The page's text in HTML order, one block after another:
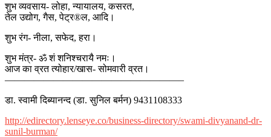
शुभ व्यवसाय- लोहा, न्यायालय, कसरत,
तेल उद्योग, गैस, पेट्र®ल, आदि।
शुभ रंग- नीला, सफेद, हरा।
शुभ मंत्र- ॐ शं शनिश्चरायै नमः।
आज का व्रत त्योहार/खास- सोमवारी व्रत।
——————————————————–
डा. स्वामी दिब्यानन्द (डा. सुनिल बर्मन) 9431108333
http://edirectory.lenseye.co/business-directory/swami-divyanand-dr-
sunil-burman/